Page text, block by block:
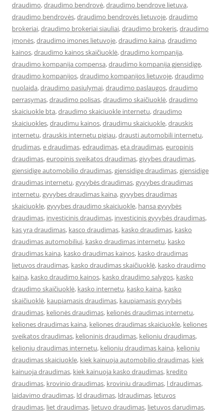
draudimo,draudimo bendrovė,draudimo bendrove lietuva,
draudimo bendrovės,draudimo bendrovės lietuvoje,draudimo
brokeriai,draudimo brokeriai siauliai,draudimo brokeris,draudimo
įmonės,draudimo imones lietuvoje,draudimo kaina,draudimo
kainos,draudimo kainos skaičiuoklė,draudimo kompanija,
draudimo kompanija compensa,draudimo kompanija gjensidige,
draudimo kompanijos,draudimo kompanijos lietuvoje,draudimo
nuolaida,draudimo pasiulymai,draudimo paslaugos,draudimo
perrasymas,draudimo polisas,draudimo skaičiuoklė,draudimo
skaiciuokle bta,draudimo skaiciuokle internetu,draudimo
skaiciuokles,draudimu kainos,draudimu skaiciuokle,drauskis
internetu,drauskis internetu pigiau,drausti automobili internetu,
drudimas,e draudimas,edraudimas,eta draudimas,europinis
draudimas,europinis sveikatos draudimas,givybes draudimas,
gjensidige automobilio draudimas,gjensidige draudimas,gjensidige
draudimas internetu,gyvybės draudimas,gyvybes draudimas
internetu,gyvybes draudimas kaina,gyvybes draudimas
skaiciuokle,gyvybes draudimo skaiciuokle, hansa gyvybės
draudimas, investicinis draudimas, investicinis gyvybės draudimas,
kas yra draudimas, kasco draudimas, kasko draudimas, kasko
draudimas automobiliui, kasko draudimas internetu, kasko
draudimas kaina, kasko draudimas kainos, kasko draudimas
lietuvos draudimas, kasko draudimas skaičiuoklė, kasko draudimo
kaina, kasko draudimo kainos, kasko draudimo salygos, kasko
draudimo skaičiuoklė, kasko internetu, kasko kaina, kasko
skaičiuoklė, kaupiamasis draudimas, kaupiamasis gyvybės
draudimas, kelionės draudimas, kelionės draudimas internetu,
keliones draudimas kaina, keliones draudimas skaiciuokle, keliones
sveikatos draudimas, kelioninis draudimas, kelioniu draudimas,
kelionių draudimas internetu, kelionių draudimas kaina, kelioniu
draudimas skaiciuokle, kiek kainuoja automobilio draudimas, kiek
kainuoja draudimas, kiek kainuoja kasko draudimas, kredito
draudimas, krovinio draudimas, kroviniu draudimas, l draudimas,
laidavimo draudimas, ld draudimas, ldraudimas, letuvos
draudimas, liet draudimas, lietuvo draudimas, lietuvos darudimas,